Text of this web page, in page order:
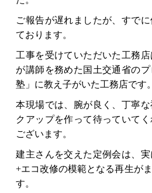
ご報告が遅れましたが、すで
ております。
工事を受けていただいた工務
が講師を務めた国土交通省の
塾」に教え子がいた工務店です。
本現場では、腕が良く、丁寧
クアップを作って待っていて
ございます。
建主さんを交えた定例会は、
+エコ改修の模範となる再生が
す。